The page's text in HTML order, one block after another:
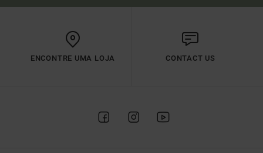
ENCONTRE UMA LOJA CONTACT US